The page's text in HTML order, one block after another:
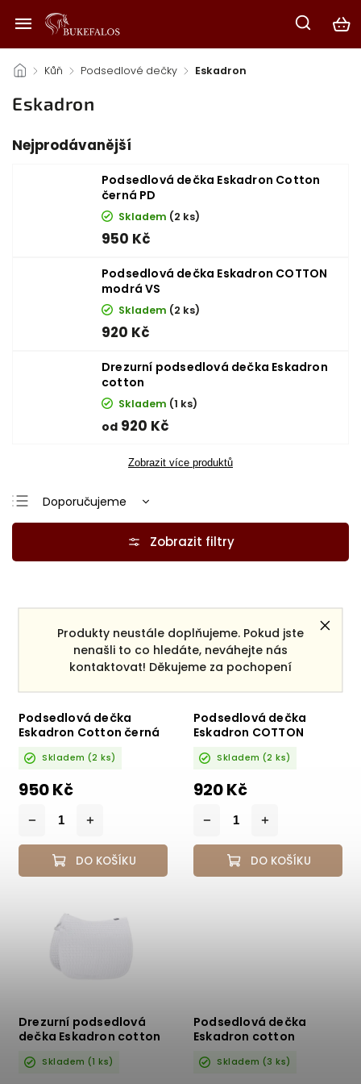
Produkty neustále doplňujeme. Pokud jste
nenašli to co hledáte, neváhejte nás
kontaktovat! Děkujeme za pochopení
/ Kůň / Podsedlové dečky / Eskadron
Eskadron
Nejprodávanější
Podsedlová dečka Eskadron Cotton
černá PD
Skladem (2 ks)
950 Kč
Podsedlová dečka Eskadron COTTON
modrá VS
Skladem (2 ks)
920 Kč
Drezurní podsedlová dečka Eskadron
cotton
Skladem (1 ks)
od 920 Kč
Zobrazit více produktů
Doporučujeme
Nejlevnější
Abecedně
Podsedlová dečka
Eskadron Cotton černá
Skladem (2 ks)
950 Kč
DO KOŠÍKU
Podsedlová dečka
Eskadron COTTON
Skladem (2 ks)
920 Kč
DO KOŠÍKU
Drezurní podsedlová
dečka Eskadron cotton
Skladem (1 ks)
Podsedlová dečka
Eskadron cotton
Skladem (3 ks)